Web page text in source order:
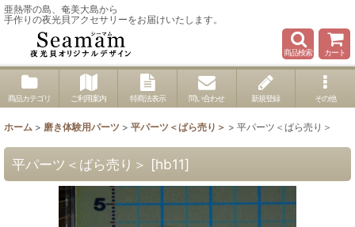
亜熱帯の島、奄美大島から
手作りの夜光貝アクセサリーをお届けいたします。
商品検索 カート
商品カテゴリ ご利用案内 特商法表示 問い合わせ 新規登録 その他
ホーム > 磨き体験用パーツ > 平パーツ＜ばら売り＞ > 平パーツ＜ばら売り＞
平パーツ＜ばら売り＞ [hb11]